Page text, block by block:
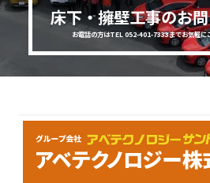
床下・擁壁工事のお
お電話の方はTEL 052-401-7333までお気軽に